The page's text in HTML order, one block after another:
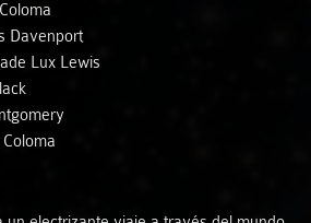
Davenport
Lux Lewis